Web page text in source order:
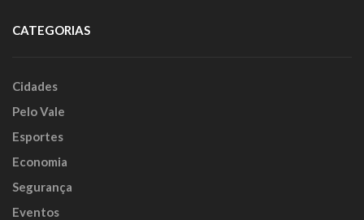
CATEGORIAS
Cidades
Pelo Vale
Esportes
Economia
Segurança
Eventos